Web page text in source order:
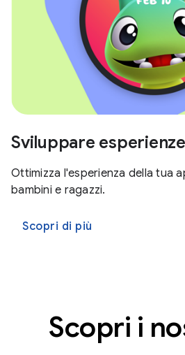
Sviluppare
Ottimizza l'esperienza della tua
bambini e ragazzi.
Scopri di più
Scopri i